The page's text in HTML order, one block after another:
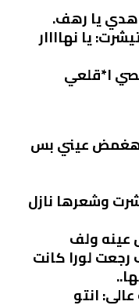
يا رهف.
يا نهاااار
ا*قلعي
هغمض عيني بس
وشعرها نازل
ولف
رجعت لورا كانت
انتو